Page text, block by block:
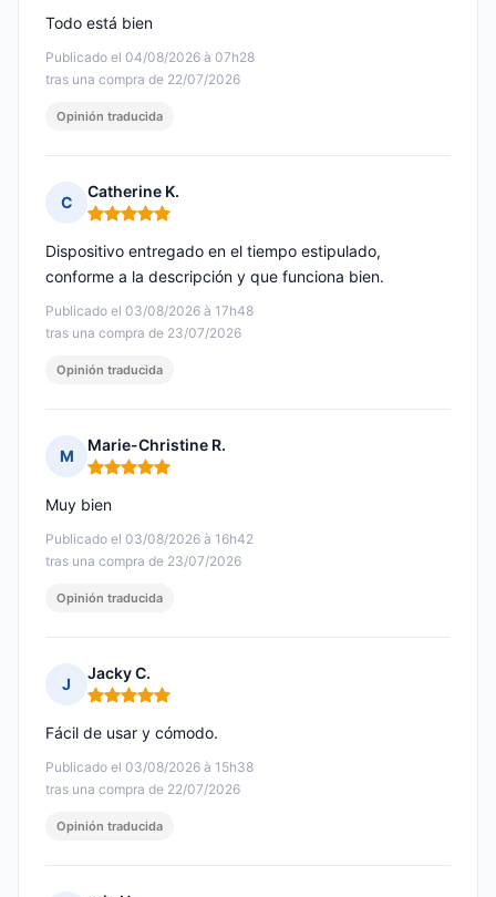
Publicado el 04/08/2026 à 07h28
tras una compra de 22/07/2026
Todo está bien
Opinión traducida
C
Catherine K.
Nota: 5 de 5
Publicado el 03/08/2026 à 17h48
tras una compra de 23/07/2026
Dispositivo entregado en el tiempo estipulado,
conforme a la descripción y que funciona bien.
Opinión traducida
M
Marie-Christine R.
Nota: 5 de 5
Publicado el 03/08/2026 à 16h42
tras una compra de 23/07/2026
Muy bien
Opinión traducida
J
Jacky C.
Nota: 5 de 5
Publicado el 03/08/2026 à 15h38
tras una compra de 22/07/2026
Fácil de usar y cómodo.
Opinión traducida